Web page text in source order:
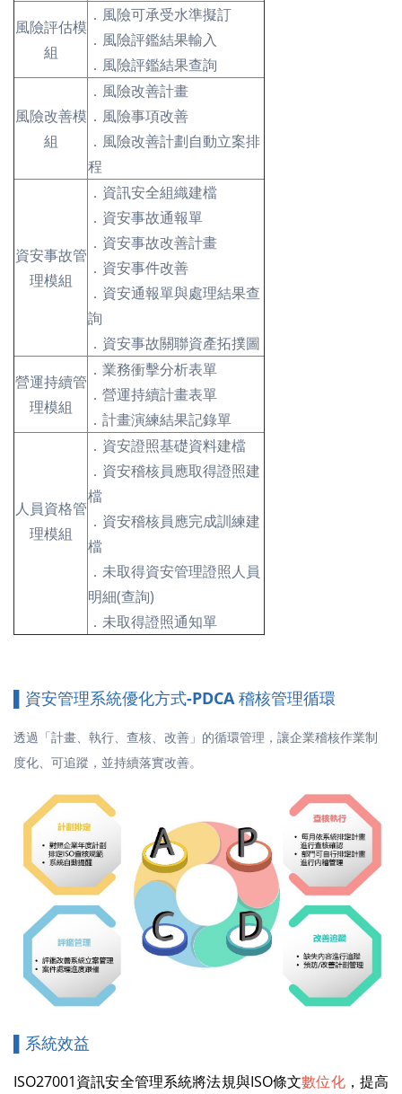
風險評估模
組
．風險可承受水準擬訂
．風險評鑑結果輸入
．風險評鑑結果查詢
風險改善模
組
．風險改善計畫
．風險事項改善
．風險改善計劃自動立案排
程
資安事故管
理模組
．資訊安全組織建檔
．資安事故通報單
．資安事故改善計畫
．資安事件改善
．資安通報單與處理結果查
詢
．資安事故關聯資產拓撲圖
營運持續管
理模組
．業務衝擊分析表單
．營運持續計畫表單
．計畫演練結果記錄單
人員資格管
理模組
．資安證照基礎資料建檔
．資安稽核員應取得證照建
檔
．資安稽核員應完成訓練建
檔
．未取得資安管理證照人員
明細(查詢)
．未取得證照通知單
▌資安管理系統優化方式-PDCA 稽核管理循環
透過 「計畫、執行、查核、改善」 的循環管理，讓企業稽核作業制
度化、可追蹤，並持續落實改善。
▌系統效益
ISO27001資訊安全管理系統將法規與ISO條文數位化，提高